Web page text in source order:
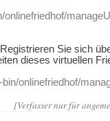
Sie sich
dieses virtuellen
onlinefriedhof/
[Verfasser nur für